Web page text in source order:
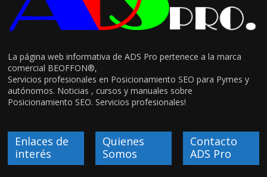
La página web informativa de ADS Pro pertenece a la marca
comercial BEOFFON®,
Servicios profesionales en Posicionamiento SEO para Pymes y
autónomos. Noticias , cursos y manuales sobre
Posicionamiento SEO. Servicios profesionales!
Enlaces de
interés
Quienes
Somos
Contacto
ADS Pro